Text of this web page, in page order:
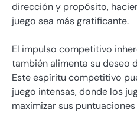
dirección y propósito,
juego sea más gratificante.
El impulso competitivo
también alimenta su deseo
Este espíritu competitivo
juego intensas, donde los
maximizar sus